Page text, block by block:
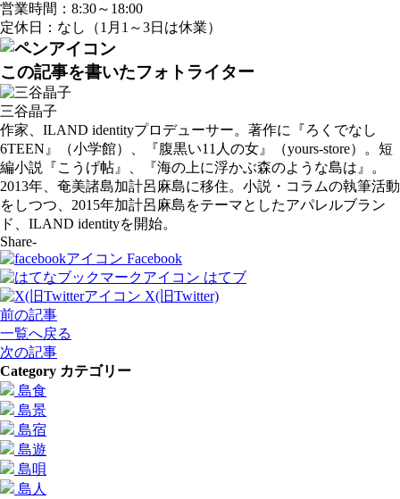
営業時間：8:30～18:00
定休日：なし（1月1～3日は休業）
この記事を書いたフォトライター
三谷晶子
作家、ILAND identityプロデューサー。著作に『ろくでなし
6TEEN』（小学館）、『腹黒い11人の女』（yours-store）。短
編小説『こうげ帖』、『海の上に浮かぶ森のような島は』。
2013年、奄美諸島加計呂麻島に移住。小説・コラムの執筆活動
をしつつ、2015年加計呂麻島をテーマとしたアパレルブラン
ド、ILAND identityを開始。
Share-
Facebook
はてブ
X(旧Twitter)
前の記事
一覧へ戻る
次の記事
Category カテゴリー
島食
島景
島宿
島遊
島唄
島人